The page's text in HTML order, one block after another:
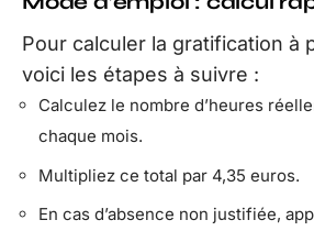
Pour calculer la gratification à
voici les étapes à suivre :
Calculez le nombre d’heures
chaque mois.
Multipliez ce total par 4,35 euros.
En cas d’absence non justifiée,